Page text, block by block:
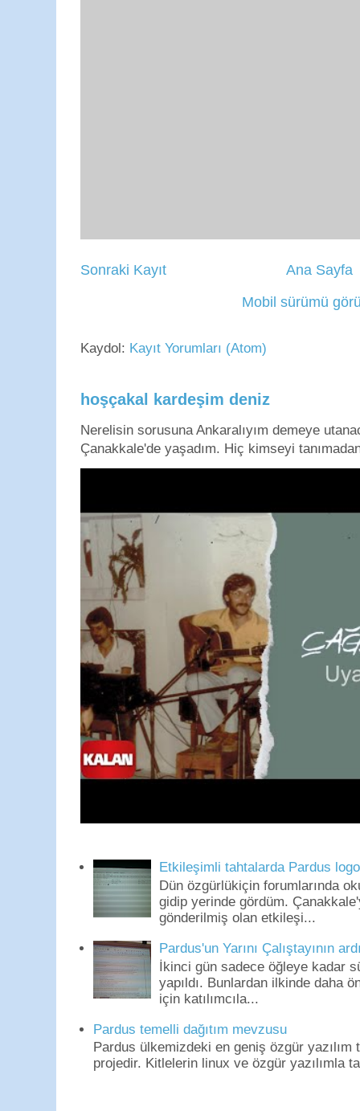
Sonraki Kayıt
Ana Sayfa
Mobil sürümü
Kaydol: Kayıt Yorumları (Atom)
hoşçakal kardeşim deniz
Nerelisin sorusuna Ankaralıyım demeye
Çanakkale'de yaşadım. Hiç kimseyi
Etkileşimli tahtalarda Pardus
Dün özgürlükiçin forumlarında
gidip yerinde gördüm.
gönderilmiş olan etkileşi...
Pardus'un Yarını Çalıştayının
İkinci gün sadece öğleye kadar
yapıldı. Bunlardan ilkinde daha
için katılımcıla...
Pardus temelli dağıtım mevzusu
Pardus ülkemizdeki en geniş özgür
projedir. Kitlelerin linux ve özgür yazılımla